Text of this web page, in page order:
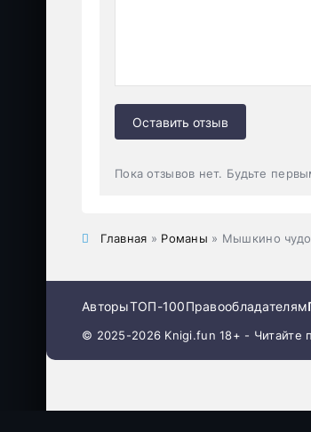
Оставить отзыв
Пока отзывов нет. Будьте
Главная » Романы » Мышкино чудо
АвторыТОП-100Правообладателям
© 2025-2026 Knigi.fun 18+ - Читайте